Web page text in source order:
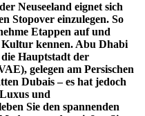
Neuseeland eignet sich
Stopover einzulegen. So
Etappen auf und
Kultur kennen. Abu Dhabi
Hauptstadt der
gelegen am Persischen
Dubais – es hat jedoch
und
Sie den spannenden